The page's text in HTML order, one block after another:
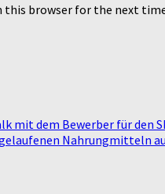
this browser for the next
mit dem Bewerber für den
Nahrungmitteln